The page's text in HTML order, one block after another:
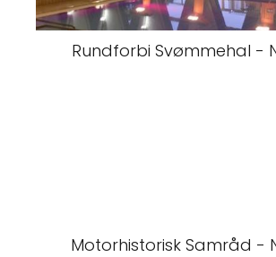
Rundforbi Svømmehal -
Motorhistorisk Samråd -